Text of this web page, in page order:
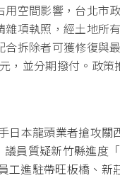
空間影響，台北市
項執照，經土地所
拆除者可獲修復與
，並分期撥付。政
本龍頭業者搶攻關
員質疑新竹縣進度「
工進駐帶旺板橋、新